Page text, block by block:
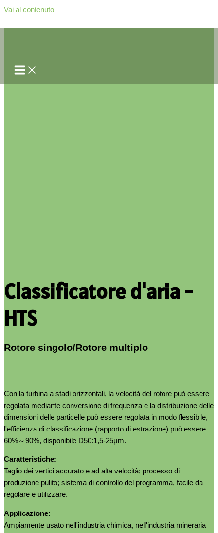
Vai al contenuto
Classificatore d'aria -
HTS
Rotore singolo/Rotore multiplo
Con la turbina a stadi orizzontali, la velocità del rotore può essere
regolata mediante conversione di frequenza e la distribuzione delle
dimensioni delle particelle può essere regolata in modo flessibile,
l'efficienza di classificazione (rapporto di estrazione) può essere
60%～90%, disponibile D50:1,5-25μm.
Caratteristiche:
Taglio dei vertici accurato e ad alta velocità; processo di
produzione pulito; sistema di controllo del programma, facile da
regolare e utilizzare.
Applicazione:
Ampiamente usato nell'industria chimica, nell'industria mineraria